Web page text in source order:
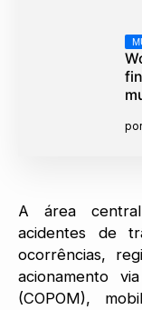
por
A área
acidentes de
ocorrências,
acionamento
(COPOM),